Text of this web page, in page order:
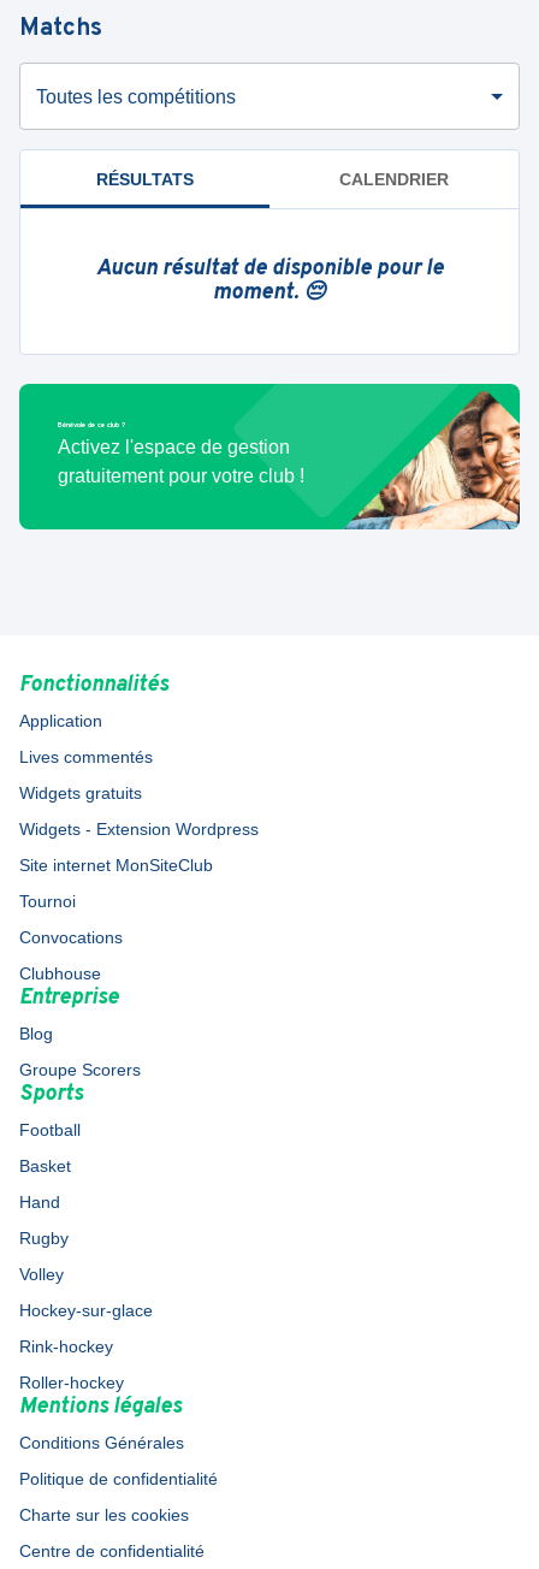
Matchs
Toutes les compétitions
RÉSULTATS CALENDRIER
Aucun résultat de disponible pour le
moment. 😔
Bénévole de ce club ?
Activez l'espace de gestion
gratuitement pour votre club !
Fonctionnalités
Application
Lives commentés
Widgets gratuits
Widgets - Extension Wordpress
Site internet MonSiteClub
Tournoi
Convocations
Clubhouse
Entreprise
Blog
Groupe Scorers
Sports
Football
Basket
Hand
Rugby
Volley
Hockey-sur-glace
Rink-hockey
Roller-hockey
Mentions légales
Conditions Générales
Politique de confidentialité
Charte sur les cookies
Centre de confidentialité